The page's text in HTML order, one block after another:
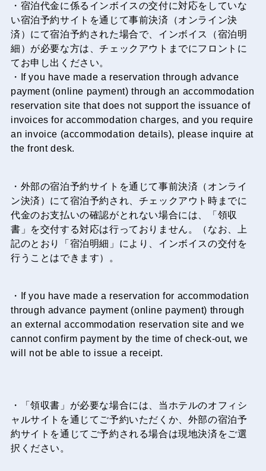
・宿泊代金に係るインボイスの交付に対応をしていな
い宿泊予約サイトを通じて事前決済（オンライン決
済）にて宿泊予約された場合で、インボイス（宿泊明
細）が必要な方は、チェックアウトまでにフロントに
てお申し出ください。
・If you have made a reservation through advance
payment (online payment) through an accommodation
reservation site that does not support the issuance of
invoices for accommodation charges, and you require
an invoice (accommodation details), please inquire at
the front desk.
・外部の宿泊予約サイトを通じて事前決済（オンライ
ン決済）にて宿泊予約され、チェックアウト時までに
代金のお支払いの確認がとれない場合には、「領収
書」を交付する対応は行っておりません。（なお、上
記のとおり「宿泊明細」により、インボイスの交付を
行うことはできます）。
・If you have made a reservation for accommodation
through advance payment (online payment) through
an external accommodation reservation site and we
cannot confirm payment by the time of check-out, we
will not be able to issue a receipt.
・「領収書」が必要な場合には、当ホテルのオフィシ
ャルサイトを通じてご予約いただくか、外部の宿泊予
約サイトを通じてご予約される場合は現地決済をご選
択ください。